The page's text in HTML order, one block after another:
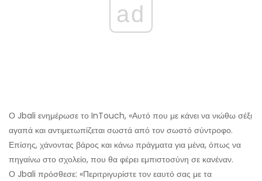
ad
Ο Jbali ενημέρωσε το InTouch, «Αυτό που με κάνει να νιώθω σέξι
αγαπά και αντιμετωπίζεται σωστά από τον σωστό σύντροφο.
Επίσης, χάνοντας βάρος και κάνω πράγματα για μένα, όπως να
πηγαίνω στο σχολείο, που θα φέρει εμπιστοσύνη σε κανέναν.
Ο Jbali πρόσθεσε: «Περιτριγυρίστε τον εαυτό σας με τα